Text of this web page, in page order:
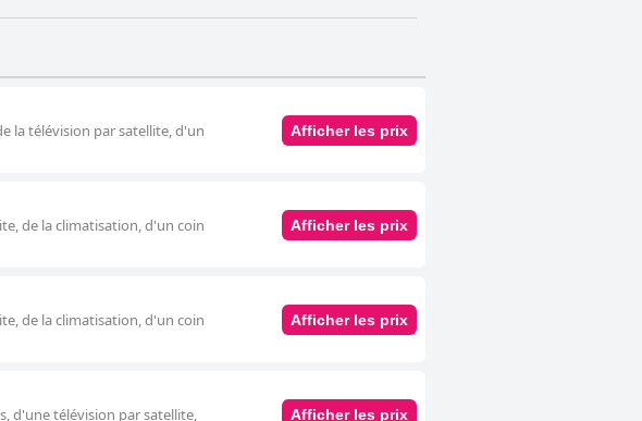
la télévision par satellite, d'un
Afficher les prix
de la climatisation, d'un coin
Afficher les prix
de la climatisation, d'un coin
Afficher les prix
d'une télévision par satellite,
Afficher les prix